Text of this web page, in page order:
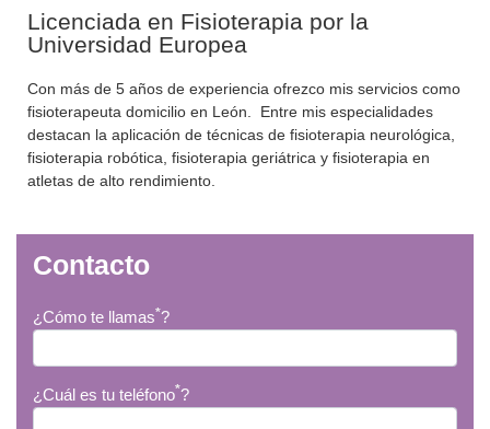
Licenciada en Fisioterapia por la
Universidad Europea
Con más de 5 años de experiencia ofrezco mis servicios como
fisioterapeuta domicilio en León. Entre mis especialidades
destacan la aplicación de técnicas de fisioterapia neurológica,
fisioterapia robótica, fisioterapia geriátrica y fisioterapia en
atletas de alto rendimiento.
Contacto
¿Cómo te llamas*?
¿Cuál es tu teléfono*?